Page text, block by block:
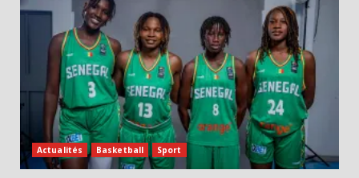
Actualités Basketball Sport